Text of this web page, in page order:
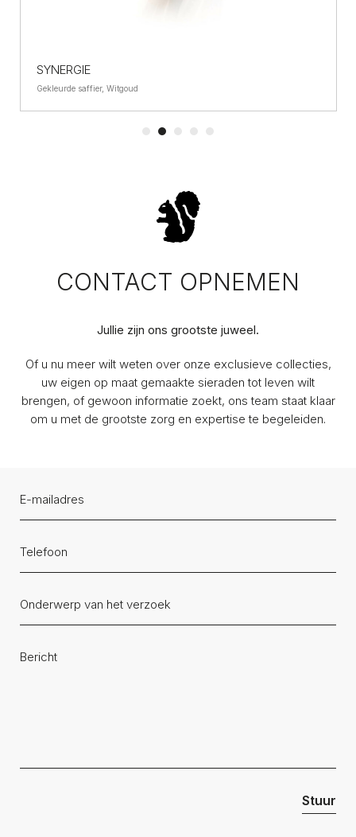
SYNERGIE
Gekleurde saffier, Witgoud
CONTACT OPNEMEN
Jullie zijn ons grootste juweel.
Of u nu meer wilt weten over onze exclusieve collecties,
uw eigen op maat gemaakte sieraden tot leven wilt
brengen, of gewoon informatie zoekt, ons team staat klaar
om u met de grootste zorg en expertise te begeleiden.